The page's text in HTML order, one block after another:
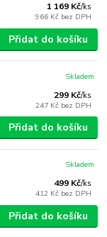
1 169 Kč/ks
966 Kč bez DPH
Přidat do košíku
299 Kč/ks
247 Kč bez DPH
Skladem
Přidat do košíku
499 Kč/ks
412 Kč bez DPH
Skladem
Přidat do košíku